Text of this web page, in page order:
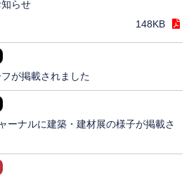
らせ
148KB
が掲載されました
ーナルに建築・建材展の様子が掲載さ